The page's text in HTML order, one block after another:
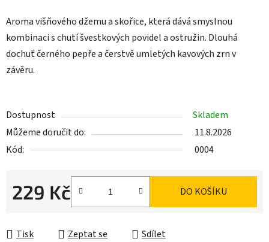
Aroma višňového džemu a skořice, která dává smyslnou
kombinaci s chutí švestkových povidel a ostružin. Dlouhá
dochuť černého pepře a čerstvě umletých kavových zrn v
závěru.
Dostupnost
Skladem
Můžeme doručit do:
11.8.2026
Kód:
0004
229 Kč DO KOŠÍKU
Tisk Zeptat se Sdílet